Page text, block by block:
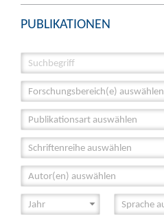
PUBLIKATIONEN
Forschungsbereich(e) auswählen
Publikationsart auswählen
Schriftenreihe auswählen
Autor(en) auswählen